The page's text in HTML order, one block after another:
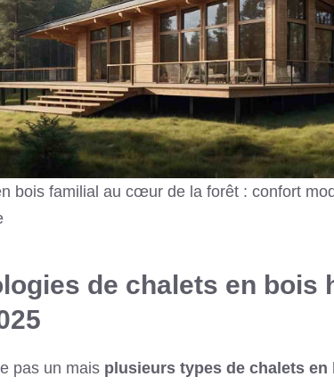
bois familial au cœur de la forêt : confort
de chalets en bois
pas un mais plusieurs types de chalets